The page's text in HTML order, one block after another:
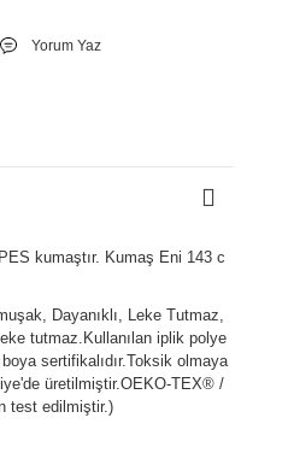
Yorum Yaz
kumaştır. Kumaş Eni 143 c
Dayanıklı, Leke Tutmaz,
tutmaz.Kullanılan iplik polye
sertifikalıdır.Toksik olmaya
üretilmiştir.OEKO-TEX® /
test edilmiştir.)